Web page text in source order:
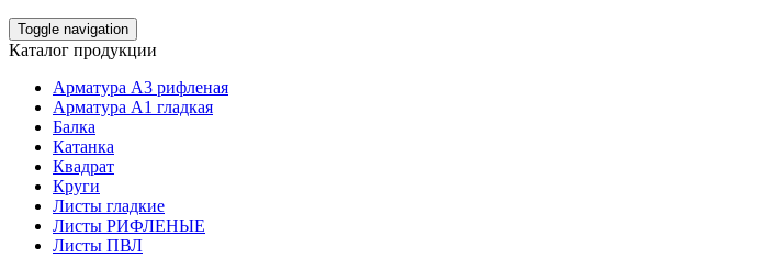
Toggle navigation
Каталог продукции
Арматура А3 рифленая
Арматура А1 гладкая
Балка
Катанка
Квадрат
Круги
Листы гладкие
Листы РИФЛЕНЫЕ
Листы ПВЛ